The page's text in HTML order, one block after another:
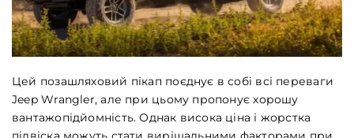
Цей позашляховий пікап поєднує в собі всі переваги
Jeep Wrangler, але при цьому пропонує хорошу
вантажопідйомність. Однак висока ціна і жорстка